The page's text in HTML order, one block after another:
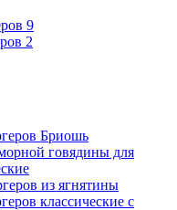
9
2
Бриошь
говядины для
из ягнятины
классические с